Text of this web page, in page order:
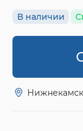
В наличии
Нижнекамск